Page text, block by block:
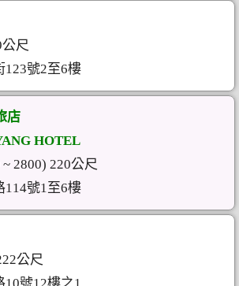
尺
123號2至6樓
店
HOTEL
2800) 220公尺
114號1至6樓
公尺